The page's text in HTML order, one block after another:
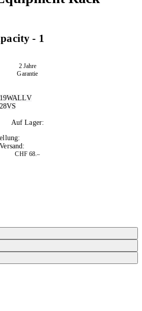
- 1
2 Jahre
Garantie
Auf Lager:
Versand:
CHF 68.–